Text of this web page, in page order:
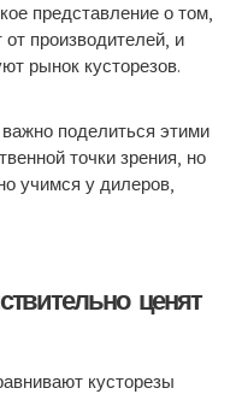
представление о том,
производителей, и
рынок кусторезов.
поделиться этими
точки зрения, но
учимся у дилеров,
ценят
кусторезы